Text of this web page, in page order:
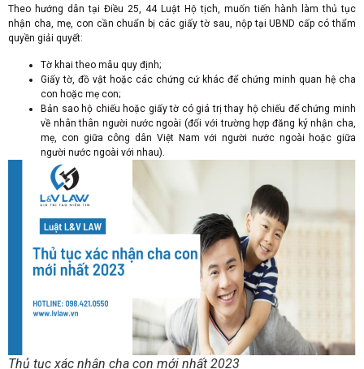
Theo hướng dẫn tại Điều 25, 44 Luật Hộ tịch, muốn tiến hành làm thủ tục
nhận cha, mẹ, con cần chuẩn bị các giấy tờ sau, nộp tại UBND cấp có thẩm
quyền giải quyết:
Tờ khai theo mẫu quy định;
Giấy tờ, đồ vật hoặc các chứng cứ khác để chứng minh quan hệ cha
con hoặc mẹ con;
Bản sao hộ chiếu hoặc giấy tờ có giá trị thay hộ chiếu để chứng minh
về nhân thân người nước ngoài (đối với trường hợp đăng ký nhận cha,
mẹ, con giữa công dân Việt Nam với người nước ngoài hoặc giữa
người nước ngoài với nhau).
Thủ tục xác nhận cha con mới nhất 2023